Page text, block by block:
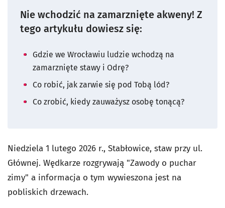
Nie wchodzić na zamarznięte akweny! Z
tego artykułu dowiesz się:
Gdzie we Wrocławiu ludzie wchodzą na
zamarznięte stawy i Odrę?
Co robić, jak zarwie się pod Tobą lód?
Co zrobić, kiedy zauważysz osobę tonącą?
Niedziela 1 lutego 2026 r., Stabłowice, staw przy ul.
Głównej. Wędkarze rozgrywają "Zawody o puchar
zimy" a informacja o tym wywieszona jest na
pobliskich drzewach.